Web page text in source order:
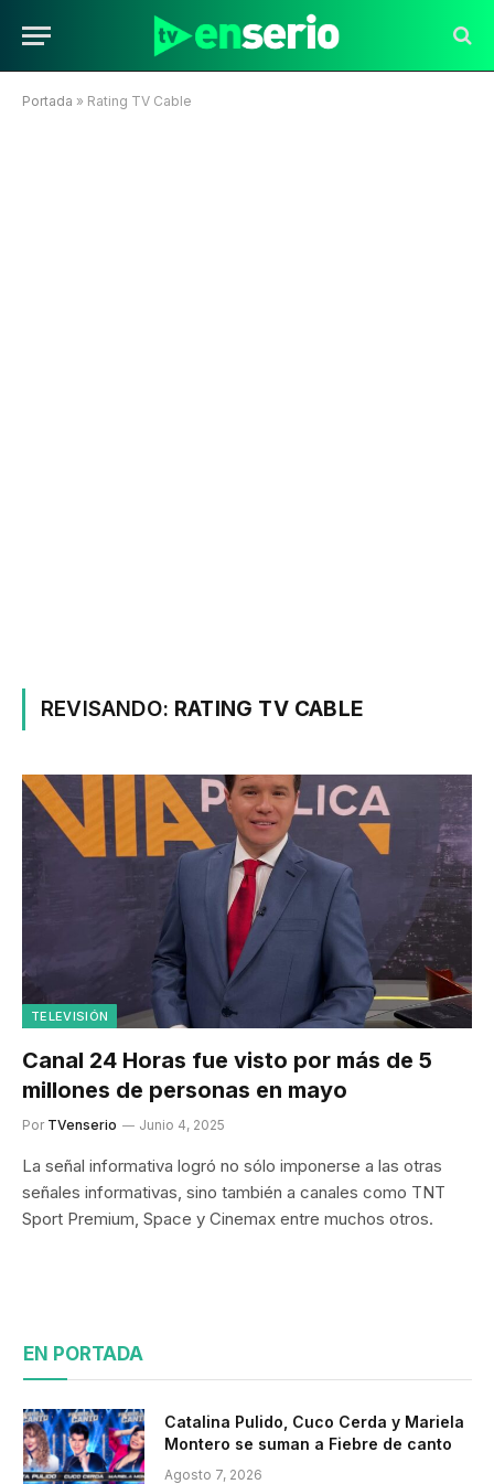
Portada » Rating TV Cable
REVISANDO: RATING TV CABLE
TELEVISIÓN
Canal 24 Horas fue visto por más de 5
millones de personas en mayo
Por TVenserio Junio 4, 2025
La señal informativa logró no sólo imponerse a las otras
señales informativas, sino también a canales como TNT
Sport Premium, Space y Cinemax entre muchos otros.
EN PORTADA
Catalina Pulido, Cuco Cerda y Mariela
Montero se suman a Fiebre de canto
Agosto 7, 2026